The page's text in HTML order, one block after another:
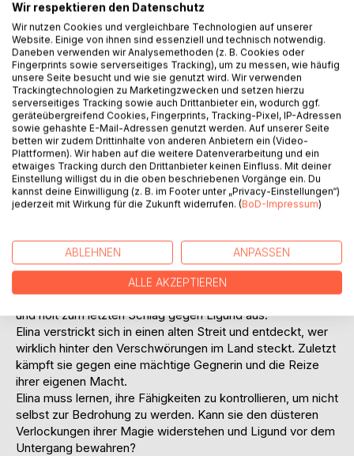
BESCHREIBUNG
»Du machst mir Scheißangst«, murmelte er neben ihrem
Ohr.
»Und, warum umarmst du mich dann?«
»Weil es mir noch mehr Angst machen würde, dich in
Flammen aufgehen zu sehen.«
sie bereits auf die Probe gestellt. Ligund befindet sich
weiterhin in Aufruhr. Zwar ist die Herrin gestürzt, doch ringt
das kleine Land jetzt um eine neue politische Ordnung.
Gleichzeitig erhebt sich der Ursprung aus seinem Versteck
und holt zum letzten Schlag gegen Ligund aus.
Elina verstrickt sich in einen alten Streit und entdeckt, wer
wirklich hinter den Verschwörungen im Land steckt. Zuletzt
kämpft sie gegen eine mächtige Gegnerin und die Reize
ihrer eigenen Macht.
Elina muss lernen, ihre Fähigkeiten zu kontrollieren, um nicht
selbst zur Bedrohung zu werden. Kann sie den düsteren
Verlockungen ihrer Magie widerstehen und Ligund vor dem
Untergang bewahren?
Wir respektieren den Datenschutz
Wir nutzen Cookies und vergleichbare Technologien auf unserer
Website. Einige von ihnen sind essenziell und technisch notwendig.
Daneben verwenden wir Analysemethoden (z. B. Cookies oder
Fingerprints sowie serverseitiges Tracking), um zu messen, wie häufig
unsere Seite besucht und wie sie genutzt wird. Wir verwenden
Trackingtechnologien zu Marketingzwecken und setzen hierzu
serverseitiges Tracking sowie auch Drittanbieter ein, wodurch ggf.
geräteübergreifend Cookies, Fingerprints, Tracking-Pixel, IP-Adressen
sowie gehashte E-Mail-Adressen genutzt werden. Auf unserer Seite
betten wir zudem Drittinhalte von anderen Anbietern ein (Video-
Plattformen). Wir haben auf die weitere Datenverarbeitung und ein
etwaiges Tracking durch den Drittanbieter keinen Einfluss. Mit deiner
Einstellung willigst du in die oben beschriebenen Vorgänge ein. Du
kannst deine Einwilligung (z. B. im Footer unter „Privacy-Einstellungen“)
jederzeit mit Wirkung für die Zukunft widerrufen. (BoD-Impressum)
ABLEHNEN ANPASSEN
ALLE AKZEPTIEREN